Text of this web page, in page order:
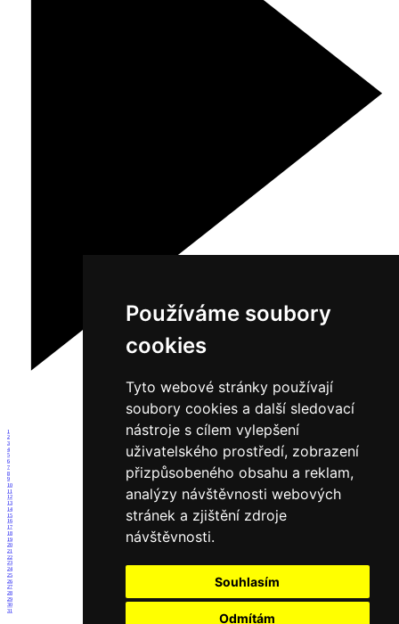
Používáme soubory
cookies
Tyto webové stránky používají
soubory cookies a další sledovací
nástroje s cílem vylepšení
uživatelského prostředí, zobrazení
přizpůsobeného obsahu a reklam,
analýzy návštěvnosti webových
stránek a zjištění zdroje
návštěvnosti.
Souhlasím
Odmítám
1
2
3
4
5
6
7
8
9
10
11
12
13
14
15
16
17
18
19
20
21
22
23
24
25
26
27
28
29
30
31